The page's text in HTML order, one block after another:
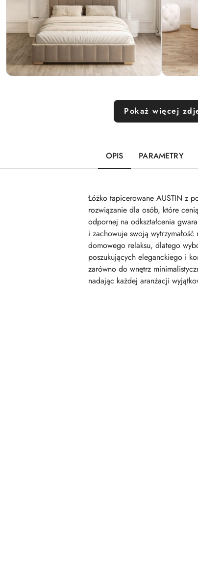
Pokaż więcej
OPIS PARAMETRY
Łóżko tapicerowane AUSTIN z
rozwiązanie dla osób, które
odpornej na odkształcenia
i zachowuje swoją
domowego relaksu, dlatego
poszukujących eleganckiego i
zarówno do wnętrz
nadając każdej aranżacji